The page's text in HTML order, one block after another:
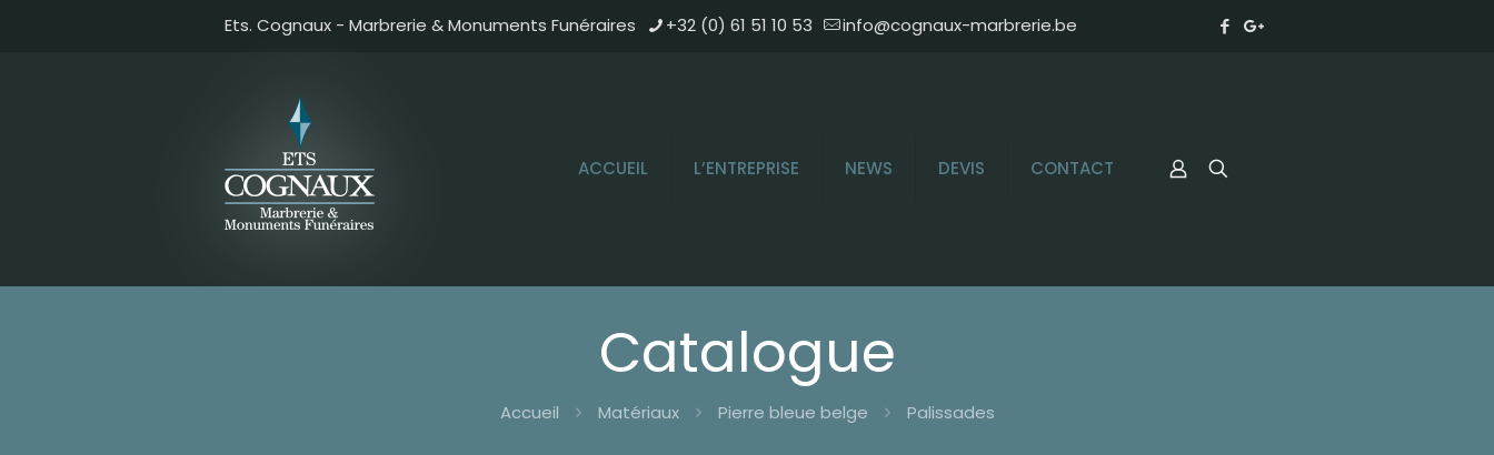
Ets. Cognaux - Marbrerie & Monuments Funéraires +32 (0) 61 51 10 53 info@cognaux-marbrerie.be
ACCUEIL L’ENTREPRISE NEWS DEVIS CONTACT
Catalogue
Accueil Matériaux Pierre bleue belge Palissades